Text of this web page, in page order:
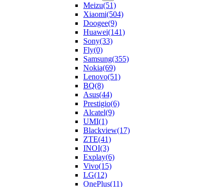
Meizu(51)
Xiaomi(504)
Doogee(9)
Huawei(141)
Sony(33)
Fly(0)
Samsung(355)
Nokia(69)
Lenovo(51)
BQ(8)
Asus(44)
Prestigio(6)
Alcatel(9)
UMI(1)
Blackview(17)
ZTE(41)
INOI(3)
Explay(6)
Vivo(15)
LG(12)
OnePlus(11)